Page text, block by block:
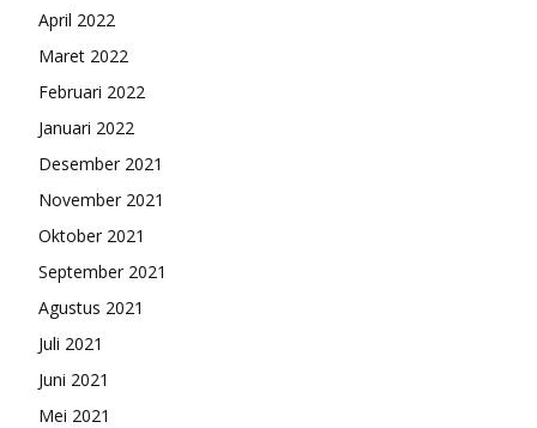
April 2022
Maret 2022
Februari 2022
Januari 2022
Desember 2021
November 2021
Oktober 2021
September 2021
Agustus 2021
Juli 2021
Juni 2021
Mei 2021